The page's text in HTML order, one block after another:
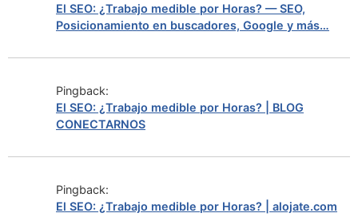
El SEO: ¿Trabajo medible por Horas? — SEO,
Posicionamiento en buscadores, Google y más…
Pingback:
El SEO: ¿Trabajo medible por Horas? | BLOG
CONECTARNOS
Pingback:
El SEO: ¿Trabajo medible por Horas? | alojate.com